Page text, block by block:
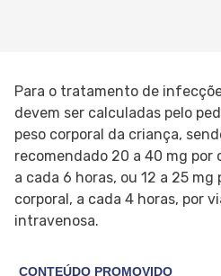
Para o tratamento de
devem ser calculadas pelo
peso corporal da criança,
recomendado 20 a 40 mg por
a cada 6 horas, ou 12 a 25 mg
corporal, a cada 4 horas, por
intravenosa.